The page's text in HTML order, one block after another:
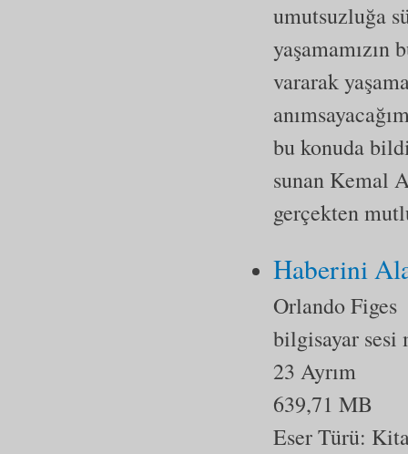
umutsuzluğa
yaşamamızın
vararak
bu konuda
sunan Kemal
gerçekten
Haberini
Orlando Figes
bilgisayar sesi
23 Ayrım
639,71 MB
Eser Türü: